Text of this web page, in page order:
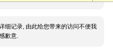
细记录, 由此给您带来的访问不便我
歉意.